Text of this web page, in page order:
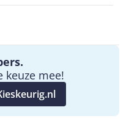
keuze mee!